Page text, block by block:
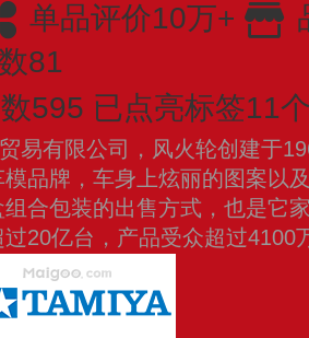
单品评价10万+
81
595 已点亮标签11
易有限公司，风火轮创建于
品牌，车身上炫丽的图案以
合包装的出售方式，也是它
20亿台，产品受众超过4100